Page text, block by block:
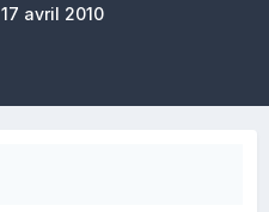
17 avril 2010